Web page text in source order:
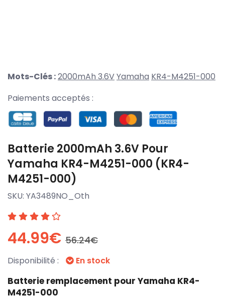
Mots-Clés :2000mAh 3.6VYamaha KR4-M4251-000
Paiements acceptés :
Batterie 2000mAh 3.6V Pour
Yamaha KR4-M4251-000 (KR4-
M4251-000)
SKU: YA3489NO_Oth
44.99€ 56.24€
Disponibilité : En stock
Batterie remplacement pour Yamaha KR4-
M4251-000